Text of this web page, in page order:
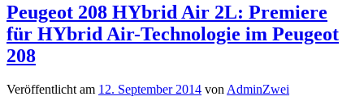
Peugeot 208 HYbrid Air 2L: Premiere
für HYbrid Air-Technologie im Peugeot
208
Veröffentlicht am 12. September 2014 vonAdminZwei